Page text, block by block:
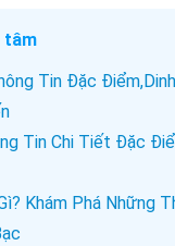
tâm
Tin Đặc
Tin Chi Tiết Đặc
Khám Phá Những